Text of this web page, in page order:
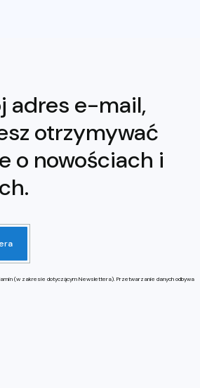
adres e-mail,
otrzymywać
o nowościach i
(w zakresie dotyczącym Newslettera). Przetwarzanie danych odbywa